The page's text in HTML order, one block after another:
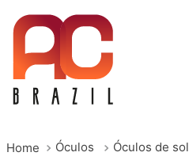
Óculos Óculos de sol